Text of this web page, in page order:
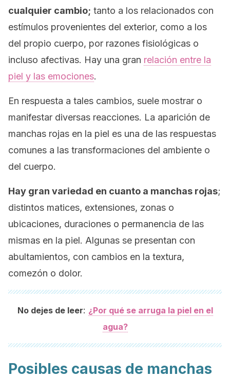
cualquier cambio; tanto a los relacionados con
estímulos provenientes del exterior, como a los
del propio cuerpo, por razones fisiológicas o
incluso afectivas. Hay una gran relación entre la
piel y las emociones.
En respuesta a tales cambios, suele mostrar o
manifestar diversas reacciones. La aparición de
manchas rojas en la piel es una de las respuestas
comunes a las transformaciones del ambiente o
del cuerpo.
Hay gran variedad en cuanto a manchas rojas;
distintos matices, extensiones, zonas o
ubicaciones, duraciones o permanencia de las
mismas en la piel. Algunas se presentan con
abultamientos, con cambios en la textura,
comezón o dolor.
No dejes de leer: ¿Por qué se arruga la piel en el
agua?
Posibles causas de manchas